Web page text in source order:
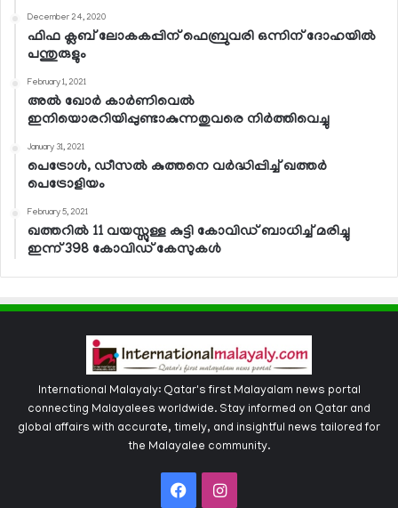
December 24, 2020
ഫിഫ ക്ലബ് ലോകകപ്പിന് ഫെബ്രുവരി ഒന്നിന് ദോഹയില്‍
പന്തുരുളും
February 1, 2021
അല്‍ ഖോര്‍ കാര്‍ണിവെല്‍
ഇനിയൊരറിയിപ്പുണ്ടാകുന്നതുവരെ നിര്‍ത്തിവെച്ചു
January 31, 2021
പെട്രോള്‍, ഡീസല്‍ കുത്തനെ വര്‍ദ്ധിപ്പിച്ച് ഖത്തര്‍
പെട്രോളിയം
February 5, 2021
ഖത്തറില്‍ 11 വയസ്സുള്ള കുട്ടി കോവിഡ് ബാധിച്ച് മരിച്ചു
ഇന്ന് 398 കോവിഡ് കേസുകള്‍
International Malayaly: Qatar's first Malayalam news portal
connecting Malayalees worldwide. Stay informed on Qatar and
global affairs with accurate, timely, and insightful news tailored for
the Malayalee community.
FacebookInstagram